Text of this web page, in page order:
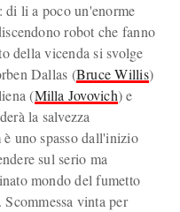
di li a poco un'enorme
robot che fanno
della vicenda si svolge
Dallas (Bruce Willis)
(Milla Jovovich) e
la salvezza
uno spasso dall'inizio
sul serio ma
mondo del fumetto
vinta per